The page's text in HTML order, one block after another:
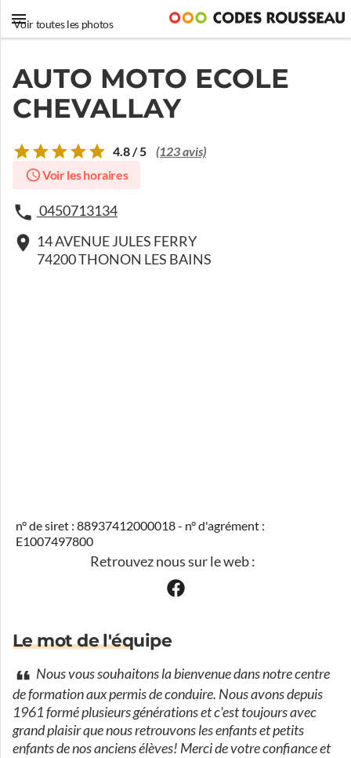
Voir toutes les photos
AUTO MOTO ECOLE
CHEVALLAY
4.8 / 5 (123 avis)
Voir les horaires
0450713134
14 AVENUE JULES FERRY
74200 THONON LES BAINS
n° de siret : 88937412000018 - n° d'agrément :
E1007497800
Retrouvez nous sur le web :
Le mot de l'équipe
Nous vous souhaitons la bienvenue dans notre centre
de formation aux permis de conduire. Nous avons depuis
1961 formé plusieurs générations et c'est toujours avec
grand plaisir que nous retrouvons les enfants et petits
enfants de nos anciens élèves! Merci de votre confiance et